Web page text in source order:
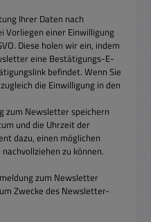
Ihrer Daten nach
Vorliegen einer Einwilligung
Diese holen wir ein, indem
eine Bestätigungs-E-
befindet. Wenn Sie
die Einwilligung in den
zum Newsletter speichern
und die Uhrzeit der
dazu, einen möglichen
zu können.
zum Newsletter
Zwecke des Newsletter-